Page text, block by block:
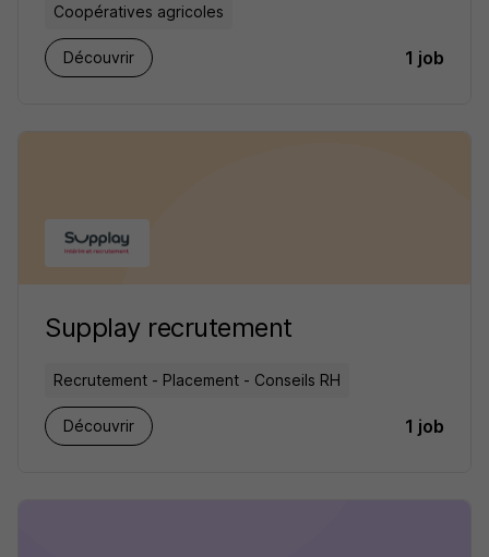
Coopératives agricoles
Découvrir 1 job
Supplay recrutement
Recrutement - Placement - Conseils RH
Découvrir 1 job